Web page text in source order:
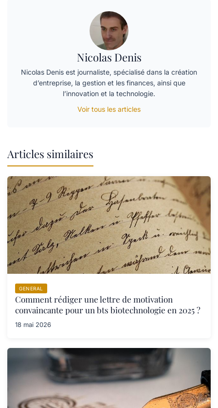
Nicolas Denis
Nicolas Denis est journaliste, spécialisé dans la création
d’entreprise, la gestion et les finances, ainsi que
l’innovation et la technologie.
Voir tous les articles
Articles similaires
GENERAL
Comment rédiger une lettre de motivation
convaincante pour un bts biotechnologie en 2025 ?
18 mai 2026